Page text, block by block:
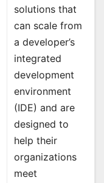
solutions that
can scale from
a developer’s
integrated
development
environment
(IDE) and are
designed to
help their
organizations
meet